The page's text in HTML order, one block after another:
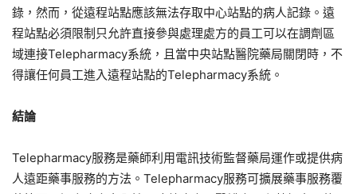
錄，然而，從遠程站點應該無法存取中心站點的病人記錄。遠
程站點必須限制只允許直接參與處理處方的員工可以在調劑區
域連接Telepharmacy系統，且當中央站點醫院藥局關閉時，不
得讓任何員工進入遠程站點的Telepharmacy系統。
結論
Telepharmacy服務是藥師利用電訊技術監督藥局運作或提供病
人遠距藥事服務的方法。Telepharmacy服務可擴展藥事服務覆